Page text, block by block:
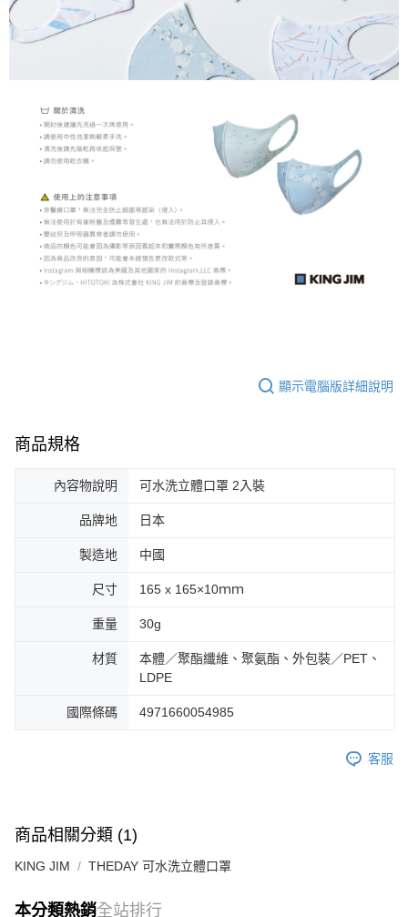
顯示電腦版詳細說明
商品規格
內容物說明 可水洗立體口罩 2入裝
品牌地 日本
製造地 中國
尺寸 165 x 165×10ｍｍ
重量 30g
材質
本體／聚酯纖維、聚氨酯、外包裝／PET、
LDPE
國際條碼 4971660054985
客服
商品相關分類 (1)
KING JIM THEDAY 可水洗立體口罩
本分類熱銷全站排行